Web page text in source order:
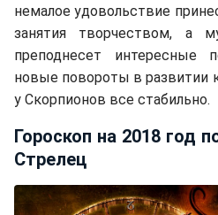
немалое удовольствие
занятия творчеством, а
преподнесет интересные
новые повороты в развитии
у Скорпионов все стабильно.
Гороскоп на 2018 год
Стрелец